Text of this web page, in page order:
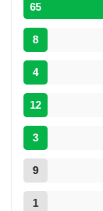
65
8
4
12
3
9
1